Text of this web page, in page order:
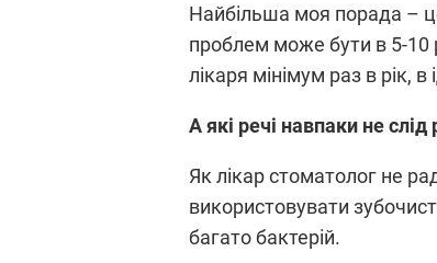
Найбільша моя порада –
проблем може бути в 5-10
лікаря мінімум раз в рік,
А які речі навпаки не
Як лікар стоматолог не
використовувати
багато бактерій.